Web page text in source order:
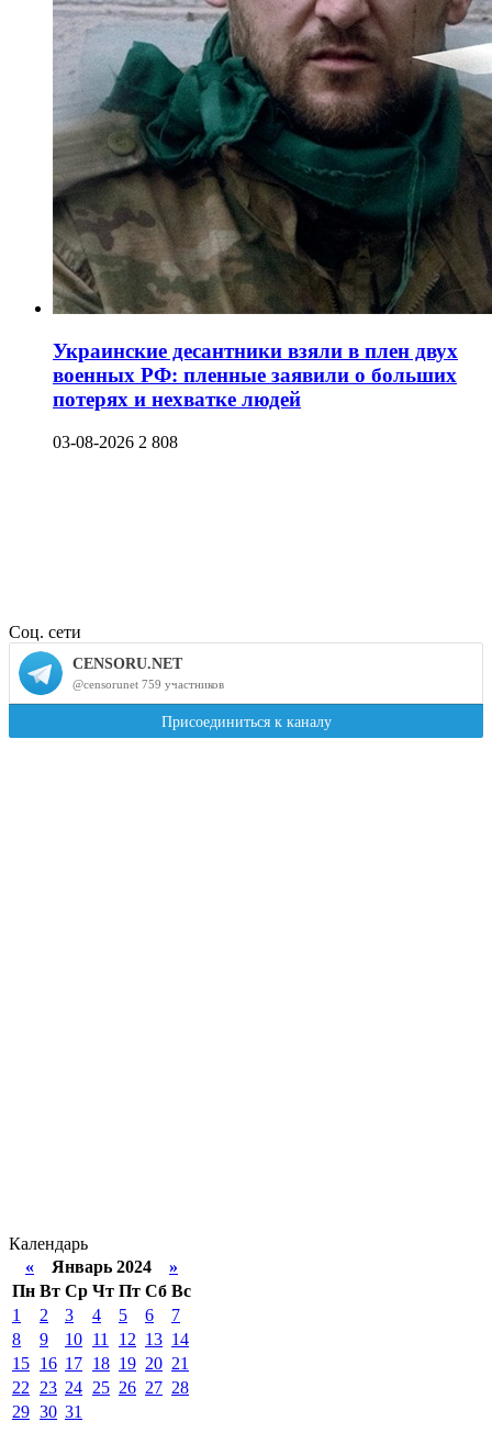
Украинские десантники взяли в плен двух
военных РФ: пленные заявили о больших
потерях и нехватке людей
03-08-2026 2 808
Соц. сети
Календарь
« Январь 2024 »
Пн Вт Ср Чт Пт Сб Вс
1
2 3 4 5 6
7
8
9 10 11 12 13 14
15 16 17 18 19 20 21
22
23 24 25 26 27 28
29 30 31